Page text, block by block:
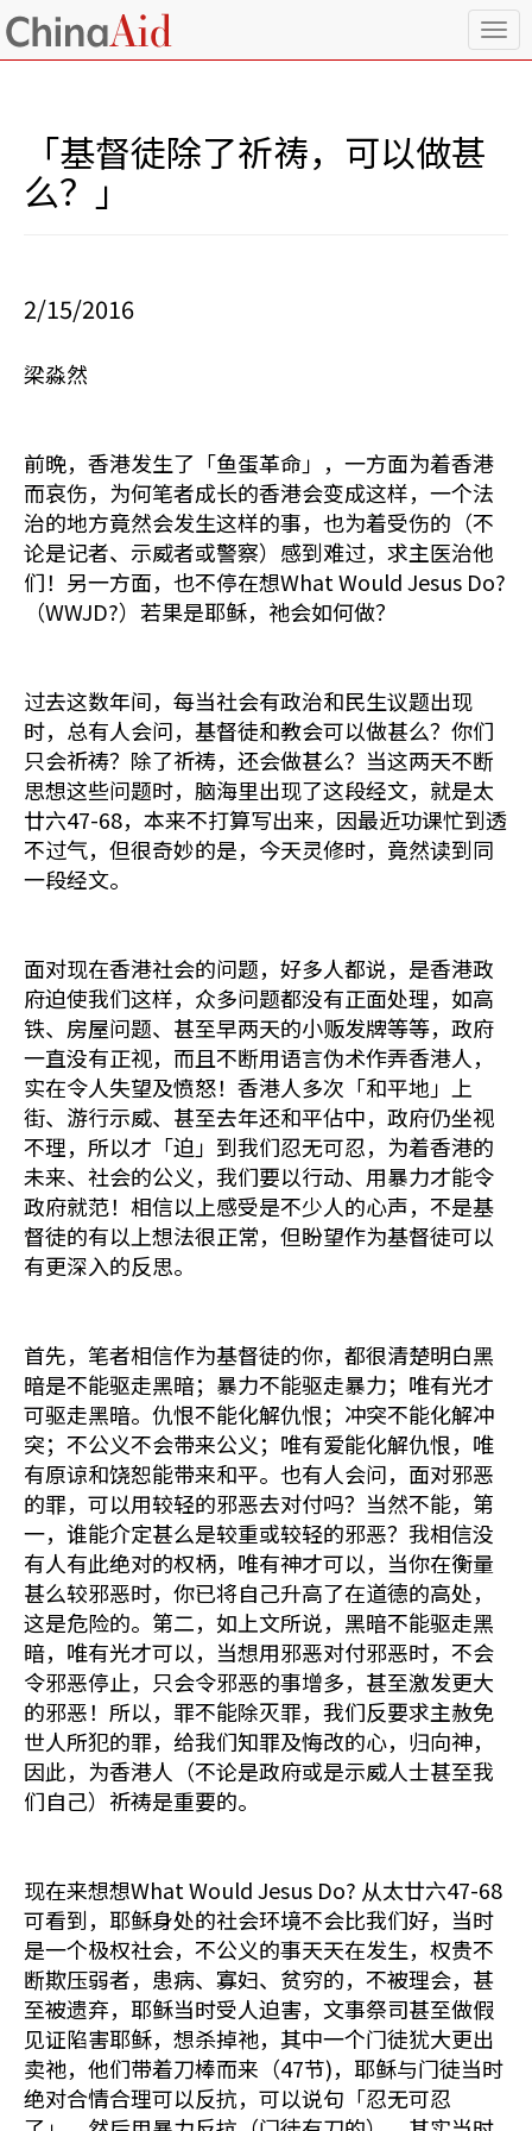
T
o
「基督徒除了祈祷，可以做甚
么？」
2/15/2016
梁淼然
前晩，香港发生了「鱼蛋革命」，一方面为着香港
而哀伤，为何笔者成长的香港会变成这样，一个法
治的地方竟然会发生这样的事，也为着受伤的（不
论是记者、示威者或警察）感到难过，求主医治他
们！另一方面，也不停在想What Would Jesus Do?
（WWJD?）若果是耶稣，祂会如何做？
过去这数年间，每当社会有政治和民生议题出现
时，总有人会问，基督徒和教会可以做甚么？你们
只会祈祷？除了祈祷，还会做甚么？当这两天不断
思想这些问题时，脑海里出现了这段经文，就是太
廿六47-68，本来不打算写出来，因最近功课忙到透
不过气，但很奇妙的是，今天灵修时，竟然读到同
一段经文。
面对现在香港社会的问题，好多人都说，是香港政
府迫使我们这样，众多问题都没有正面处理，如高
铁、房屋问题、甚至早两天的小贩发牌等等，政府
一直没有正视，而且不断用语言伪术作弄香港人，
实在令人失望及愤怒！香港人多次「和平地」上
街、游行示威、甚至去年还和平佔中，政府仍坐视
不理，所以才「迫」到我们忍无可忍，为着香港的
未来、社会的公义，我们要以行动、用暴力才能令
政府就范！相信以上感受是不少人的心声，不是基
督徒的有以上想法很正常，但盼望作为基督徒可以
有更深入的反思。
首先，笔者相信作为基督徒的你，都很清楚明白黑
暗是不能驱走黑暗；暴力不能驱走暴力；唯有光才
可驱走黑暗。仇恨不能化解仇恨；冲突不能化解冲
突；不公义不会带来公义；唯有爱能化解仇恨，唯
有原谅和饶恕能带来和平。也有人会问，面对邪恶
的罪，可以用较轻的邪恶去对付吗？当然不能，第
一，谁能介定甚么是较重或较轻的邪恶？我相信没
有人有此绝对的权柄，唯有神才可以，当你在衡量
甚么较邪恶时，你已将自己升高了在道德的高处，
这是危险的。第二，如上文所说，黑暗不能驱走黑
暗，唯有光才可以，当想用邪恶对付邪恶时，不会
令邪恶停止，只会令邪恶的事增多，甚至激发更大
的邪恶！所以，罪不能除灭罪，我们反要求主赦免
世人所犯的罪，给我们知罪及悔改的心，归向神，
因此，为香港人（不论是政府或是示威人士甚至我
们自己）祈祷是重要的。
现在来想想What Would Jesus Do? 从太廿六47-68
可看到，耶稣身处的社会环境不会比我们好，当时
是一个极权社会，不公义的事天天在发生，权贵不
断欺压弱者，患病、寡妇、贫穷的，不被理会，甚
至被遗弃，耶稣当时受人迫害，文事祭司甚至做假
见证陷害耶稣，想杀掉祂，其中一个门徒犹大更出
卖祂，他们带着刀棒而来（47节)，耶稣与门徒当时
绝对合情合理可以反抗，可以说句「忍无可忍